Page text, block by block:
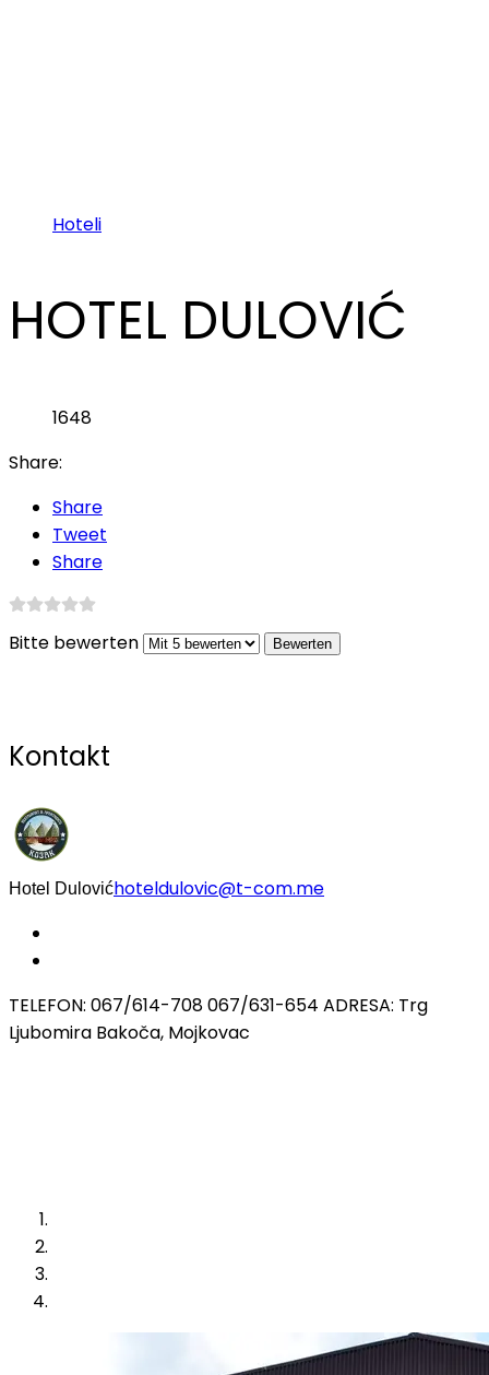
Hoteli
HOTEL DULOVIĆ
1648
Share:
Share
Tweet
Share
Bitte bewerten
Kontakt
Hotel Dulovićhoteldulovic@t-com.me
TELEFON: 067/614-708 067/631-654 ADRESA: Trg
Ljubomira Bakoča, Mojkovac